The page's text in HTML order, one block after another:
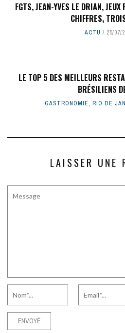
FGTS, JEAN-YVES LE DRIAN,
CHIFFRES,
ACTU 25/07/
LE TOP 5 DES MEILLEURS
BRÉSILIENS
GASTRONOMIE, RIO DE
LAISSER UNE